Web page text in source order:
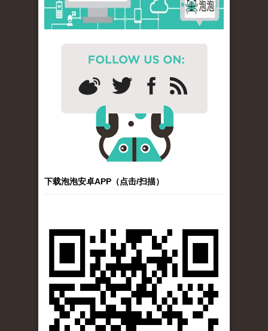
下载泡泡安卓APP（点击/扫描）